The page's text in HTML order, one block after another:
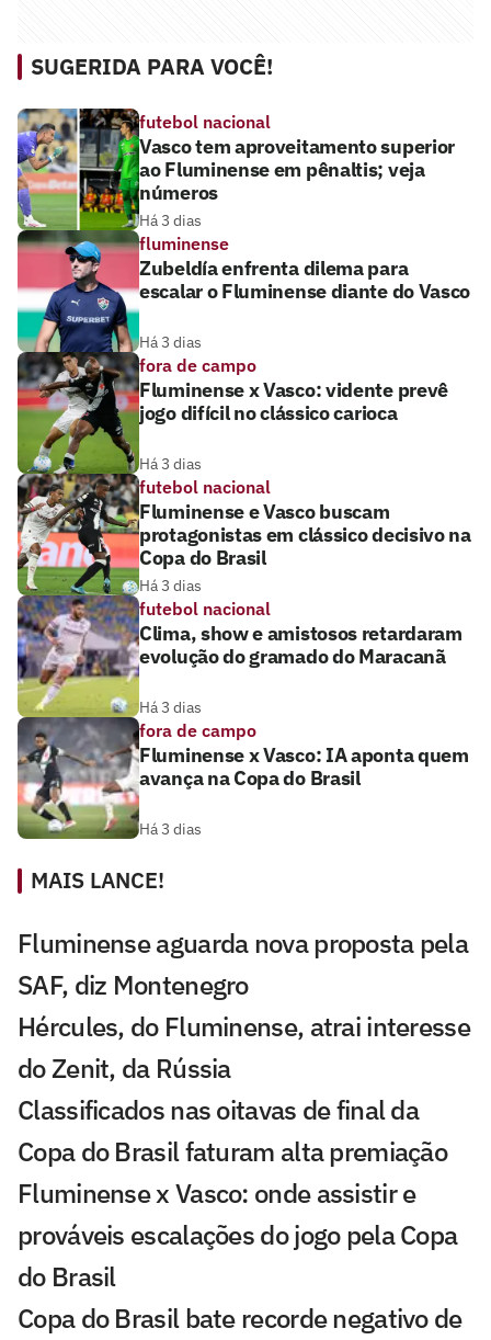
SUGERIDA PARA VOCÊ!
futebol nacional
Vasco tem aproveitamento superior
ao Fluminense em pênaltis; veja
números
Há 3 dias
fluminense
Zubeldía enfrenta dilema para
escalar o Fluminense diante do Vasco
Há 3 dias
fora de campo
Fluminense x Vasco: vidente prevê
jogo difícil no clássico carioca
Há 3 dias
futebol nacional
Fluminense e Vasco buscam
protagonistas em clássico decisivo na
Copa do Brasil
Há 3 dias
futebol nacional
Clima, show e amistosos retardaram
evolução do gramado do Maracanã
Há 3 dias
fora de campo
Fluminense x Vasco: IA aponta quem
avança na Copa do Brasil
Há 3 dias
MAIS LANCE!
Fluminense aguarda nova proposta pela
SAF, diz Montenegro
Hércules, do Fluminense, atrai interesse
do Zenit, da Rússia
Classificados nas oitavas de final da
Copa do Brasil faturam alta premiação
Fluminense x Vasco: onde assistir e
prováveis escalações do jogo pela Copa
do Brasil
Copa do Brasil bate recorde negativo de